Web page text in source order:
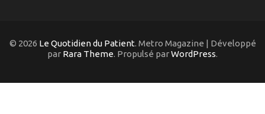
© 2026 Le Quotidien du Patient. Metro Magazine | Développé
par Rara Theme. Propulsé parWordPress.